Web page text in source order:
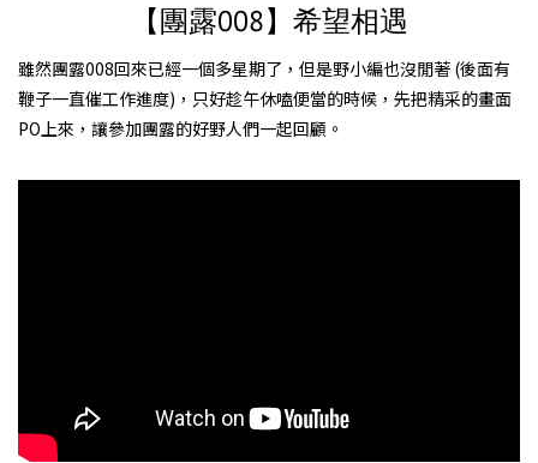
【團露008】希望相遇
雖然團露008回來已經一個多星期了，但是野小編也沒閒著 (後面有
鞭子一直催工作進度)，只好趁午休嗑便當的時候，先把精采的畫面
PO上來，讓參加團露的好野人們一起回顧。